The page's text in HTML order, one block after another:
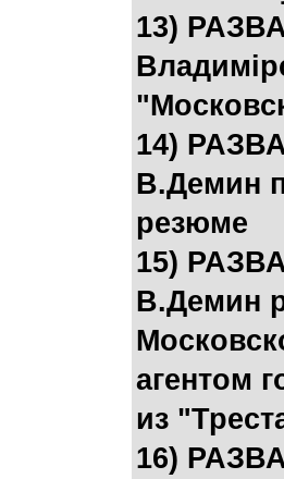
13)
14)
В.Демин
резюме
15)
В.Демин
агентом
из
16)